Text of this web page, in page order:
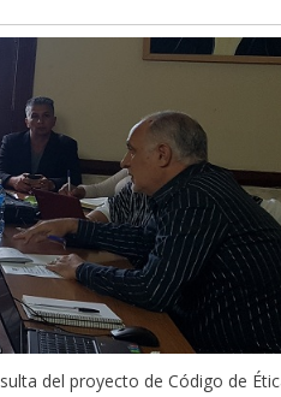
del proyecto de Código de